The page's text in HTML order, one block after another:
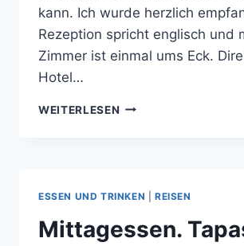
kann. Ich wurde herzlich
Rezeption spricht englisch und
Zimmer ist einmal ums Eck.
Hotel…
WEITERLESEN VOR
SAGUNTO
ESSEN UND TRINKEN REISEN
Mittagessen.